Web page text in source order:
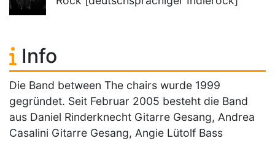
Info
Die Band between The chairs wurde 1999
gegründet. Seit Februar 2005 besteht die Band
aus Daniel Rinderknecht Gitarre Gesang, Andrea
Casalini Gitarre Gesang, Angie Lütolf Bass